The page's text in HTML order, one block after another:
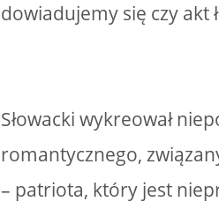
dowiadujemy się czy akt
Słowacki wykreował
romantycznego,
– patriota, który jest